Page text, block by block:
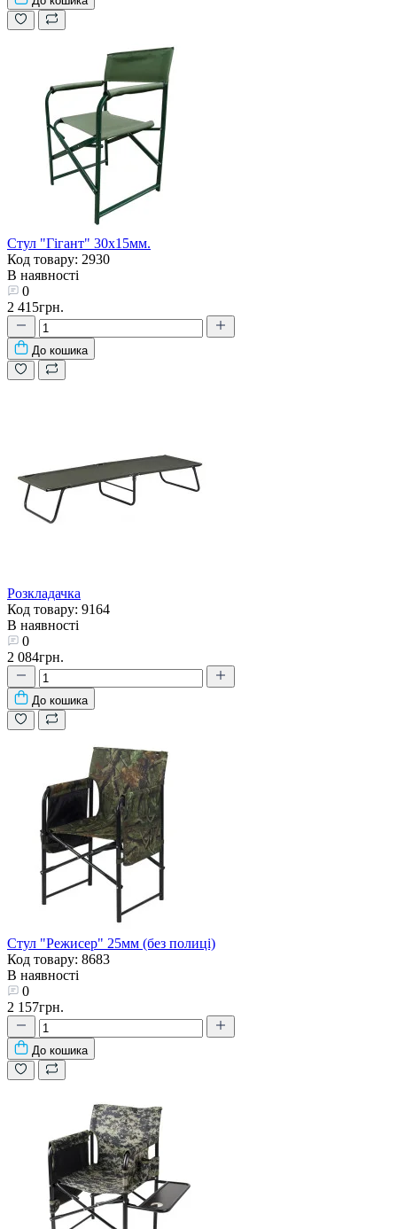
Стул "Гігант" 30х15мм.
Код товару: 2930
В наявності
0
2 415грн.
До кошика
Розкладачка
Код товару: 9164
В наявності
0
2 084грн.
До кошика
Стул "Режисер" 25мм (без полиці)
Код товару: 8683
В наявності
0
2 157грн.
До кошика